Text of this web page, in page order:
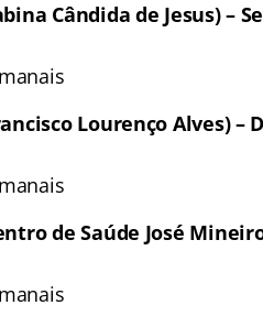
Cândida de Jesus) –
Lourenço Alves)
de Saúde José